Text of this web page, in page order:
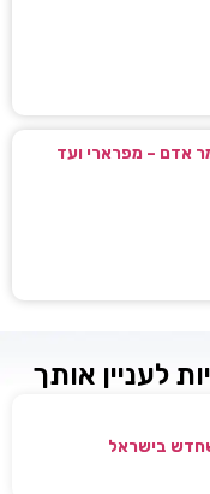
אדם – מפרארי ועד
לעניין אותך